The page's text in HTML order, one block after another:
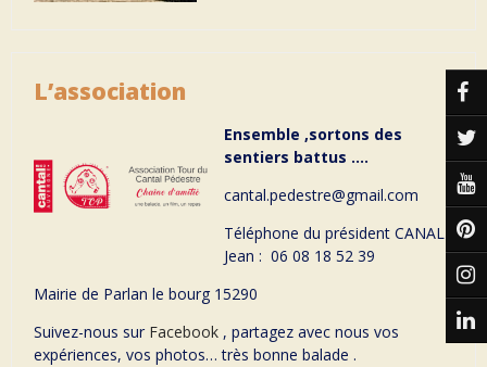
L’association
Ensemble ,sortons des
sentiers battus ….
cantal.pedestre@gmail.com
Téléphone du président CANAL
Jean : 06 08 18 52 39
Mairie de Parlan le bourg 15290
Suivez-nous sur Facebook , partagez avec nous vos
expériences, vos photos… très bonne balade .